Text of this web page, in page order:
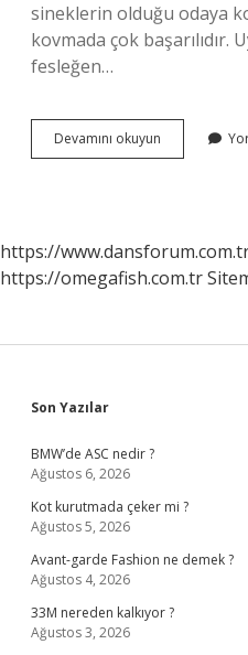
sineklerin olduğu odaya
kovmada çok başarılıdır.
fesleğen…
Devamını okuyun
Sinekleri
https://
https://omegafish.com.tr
Sidebar
Son Yazılar
BMW’de ASC nedir ?
Ağustos 6, 2026
Kot kurutmada çeker mi ?
Ağustos 5, 2026
Avant-garde Fashion ne demek ?
Ağustos 4, 2026
33M nereden kalkıyor ?
Ağustos 3, 2026